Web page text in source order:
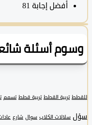
أفضل إجابة 81
أسئلة شائعة
تربية القطط تربية قطط تسمم تعب
سلالات الكلاب سوال شارع عادات سيئة